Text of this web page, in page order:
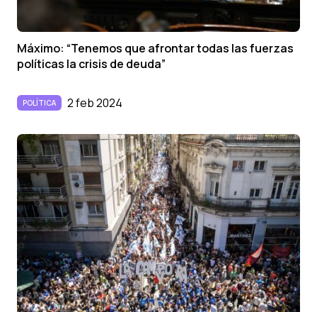
Máximo: “Tenemos que afrontar todas las fuerzas
políticas la crisis de deuda”
POLÍTICA 2 feb 2024